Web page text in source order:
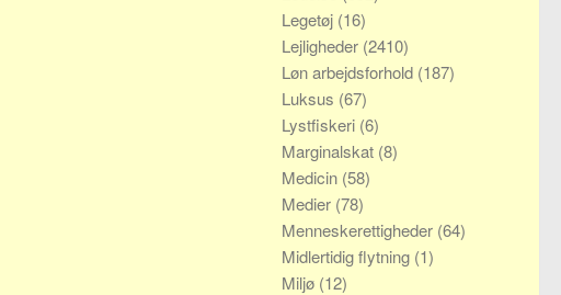
Legetøj (16)
Lejligheder (2410)
Løn arbejdsforhold (187)
Luksus (67)
Lystfiskeri (6)
Marginalskat (8)
Medicin (58)
Medier (78)
Menneskerettigheder (64)
Midlertidig flytning (1)
Miljø (12)